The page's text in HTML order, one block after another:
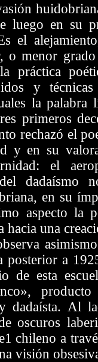
luego en su
el
o menor
práctica
y
la palabra
primeros
rechazó el
y en su
el
dadaísmo
en su
aspecto la
hacia una
posterior a
de esta
producto
dadaísta. Al
oscuros
chileno a
visión